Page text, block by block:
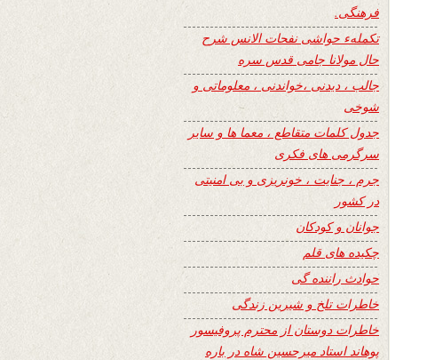
فرهنگی.
تکملهء حواشی نفحات الانس شرح
حال مولانا جامی قدس سره
جالب ، دیدنی ،خواندنی ، معلوماتی و
شوخی
جدول کلمات متقاطع ، معما ها و سایر
سرگرمی های فکری
جرم ، جنایت ، خونریزی و بی امنیتی
در کشور
جوانان و کودکان
چکیده های قلم
حوادث راننده گی
خاطرات تلخ و شیرین زندگی
خاطرات دوستان از محترم پروفیسور
پوهاند استاد میرحسین شاه در باره